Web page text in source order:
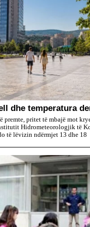
dhe temperatura
premte, pritet të mbajë mot
Hidrometeorologjik të
të lëvizin ndërmjet 13 dhe 18